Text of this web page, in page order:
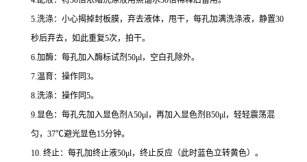
5.洗涤：小心揭掉封板膜，弃去液体，甩干，每孔加满洗涤液，静置30
秒后弃去，如此重复5次，拍干。
6.加酶：每孔加入酶标试剂 50μl，空白孔除外。
7.温育：操作同 3。
8.洗涤：操作同 5。
9.显色：每孔先加入显色剂 A50μl，再加入显色剂 B50μl，轻轻震荡混
匀， 37℃避光显色15分钟。
10. 终止：每孔加终止液50μl，终止反应（此时蓝色立转黄色）。